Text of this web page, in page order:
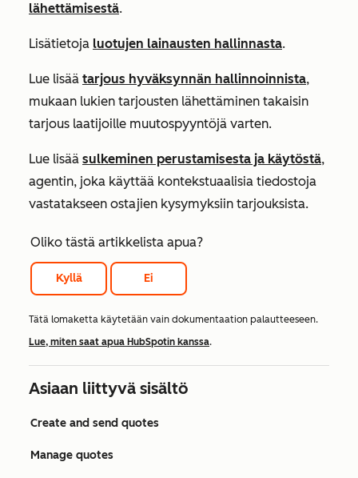
lähettämisestä.
Lisätietoja luotujen lainausten hallinnasta.
Lue lisää tarjous hyväksynnän hallinnoinnista,
mukaan lukien tarjousten lähettäminen takaisin
tarjous laatijoille muutospyyntöjä varten.
Lue lisää sulkeminen perustamisesta ja käytöstä,
agentin, joka käyttää kontekstuaalisia tiedostoja
vastatakseen ostajien kysymyksiin tarjouksista.
Oliko tästä artikkelista apua?
Kyllä Ei
Tätä lomaketta käytetään vain dokumentaation palautteeseen.
Lue, miten saat apua HubSpotin kanssa.
Asiaan liittyvä sisältö
Create and send quotes
Manage quotes